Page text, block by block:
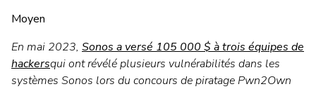
Moyen
En mai 2023, Sonos a versé 105 000 $ à trois équipes de
hackersqui ont révélé plusieurs vulnérabilités dans les
systèmes Sonos lors du concours de piratage Pwn2Own